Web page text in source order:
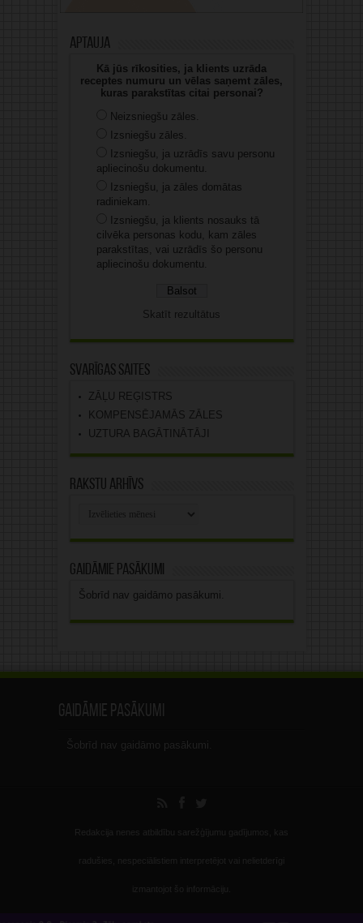
Aptauja
Kā jūs rīkosities, ja klients uzrāda
receptes numuru un vēlas saņemt zāles,
kuras parakstītas citai personai?
Neizsniegšu zāles.
Izsniegšu zāles.
Izsniegšu, ja uzrādīs savu personu
apliecinošu dokumentu.
Izsniegšu, ja zāles domātas
radiniekam.
Izsniegšu, ja klients nosauks tā
cilvēka personas kodu, kam zāles
parakstītas, vai uzrādīs šo personu
apliecinošu dokumentu.
Skatīt rezultātus
Svarīgas saites
ZĀĻU REĢISTRS
KOMPENSĒJAMĀS ZĀLES
UZTURA BAGĀTINĀTĀJI
Rakstu arhīvs
Gaidāmie pasākumi
Šobrīd nav gaidāmo pasākumi.
Gaidāmie pasākumi
Šobrīd nav gaidāmo pasākumi.
Redakcija nenes atbildību sarežģījumu gadījumos, kas